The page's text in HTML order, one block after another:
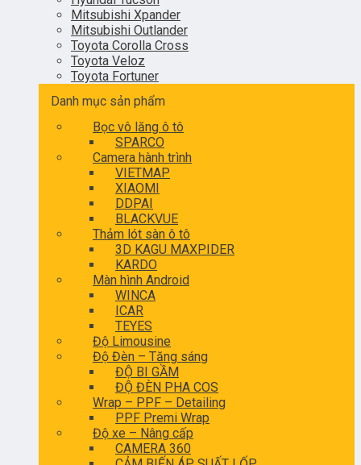
Mitsubishi Xpander
Mitsubishi Outlander
Toyota Corolla Cross
Toyota Veloz
Toyota Fortuner
Danh mục sản phẩm
Bọc vô lăng ô tô
SPARCO
Camera hành trình
VIETMAP
XIAOMI
DDPAI
BLACKVUE
Thảm lót sàn ô tô
3D KAGU MAXPIDER
KARDO
Màn hình Android
WINCA
ICAR
TEYES
Độ Limousine
Độ Đèn – Tăng sáng
ĐỘ BI GẦM
ĐỘ ĐÈN PHA COS
Wrap – PPF – Detailing
PPF Premi Wrap
Độ xe – Nâng cấp
CAMERA 360